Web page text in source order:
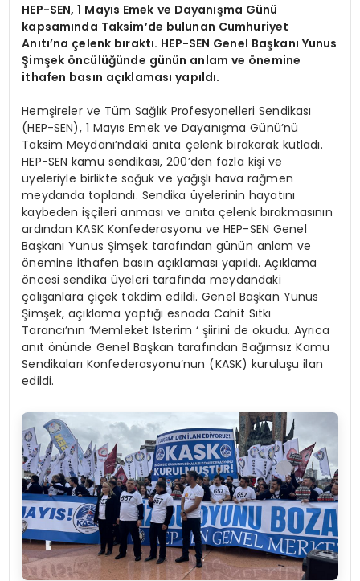
HEP-SEN, 1 Mayıs Emek ve Dayanışma Günü
kapsamında Taksim’de bulunan Cumhuriyet
Anıtı’na çelenk bıraktı. HEP-SEN Genel Başkanı Yunus
Şimşek öncülüğünde günün anlam ve önemine
ithafen basın açıklaması yapıldı.
Hemşireler ve Tüm Sağlık Profesyonelleri Sendikası
(HEP-SEN), 1 Mayıs Emek ve Dayanışma Günü’nü
Taksim Meydanı’ndaki anıta çelenk bırakarak kutladı.
HEP-SEN kamu sendikası, 200’den fazla kişi ve
üyeleriyle birlikte soğuk ve yağışlı hava rağmen
meydanda toplandı. Sendika üyelerinin hayatını
kaybeden işçileri anması ve anıta çelenk bırakmasının
ardından KASK Konfederasyonu ve HEP-SEN Genel
Başkanı Yunus Şimşek tarafından günün anlam ve
önemine ithafen basın açıklaması yapıldı. Açıklama
öncesi sendika üyeleri tarafında meydandaki
çalışanlara çiçek takdim edildi. Genel Başkan Yunus
Şimşek, açıklama yaptığı esnada Cahit Sıtkı
Tarancı’nın ‘Memleket İsterim ‘ şiirini de okudu. Ayrıca
anıt önünde Genel Başkan tarafından Bağımsız Kamu
Sendikaları Konfederasyonu’nun (KASK) kuruluşu ilan
edildi.